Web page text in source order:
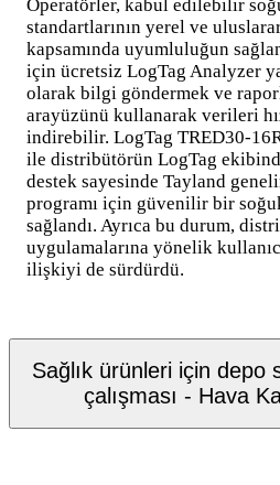
Operatörler, kabul edilebilir
standartlarının yerel ve
kapsamında uyumluluğun
için ücretsiz LogTag Analyzer
olarak bilgi göndermek ve
arayüzünü kullanarak verileri
indirebilir. LogTag TRED30-
ile distribütörün LogTag
destek sayesinde Tayland
programı için güvenilir bir
sağlandı. Ayrıca bu durum,
uygulamalarına yönelik
ilişkiyi de sürdürdü.
Sağlık ürünleri için depo
çalışması - Hava